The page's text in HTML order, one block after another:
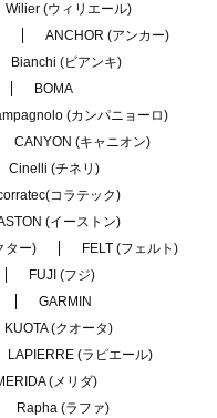
Wilier (ウィリエール)
ANCHOR (アンカー)
Bianchi (ビアンキ)
BOMA
(カンパニョーロ)
CANYON (キャニオン)
Cinelli (チネリ)
コラテック)
(イーストン)
ター)
FELT (フェルト)
FUJI (フジ)
GARMIN
KUOTA (クオータ)
LAPIERRE (ラピエール)
(メリダ)
Rapha (ラファ)